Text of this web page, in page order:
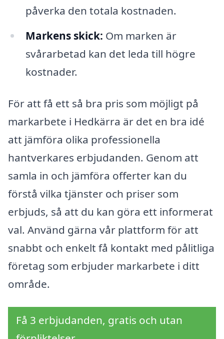
påverka den totala kostnaden.
Markens skick: Om marken är
svårarbetad kan det leda till högre
kostnader.
För att få ett så bra pris som möjligt på
markarbete i Hedkärra är det en bra idé
att jämföra olika professionella
hantverkares erbjudanden. Genom att
samla in och jämföra offerter kan du
förstå vilka tjänster och priser som
erbjuds, så att du kan göra ett informerat
val. Använd gärna vår plattform för att
snabbt och enkelt få kontakt med pålitliga
företag som erbjuder markarbete i ditt
område.
Få 3 erbjudanden, gratis och utan